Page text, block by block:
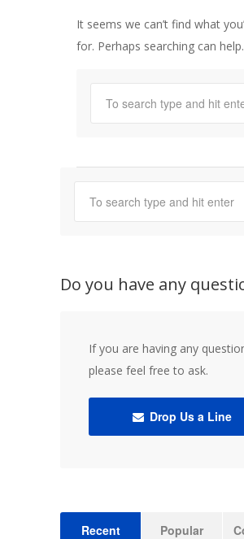
It seems we can’t find what
for. Perhaps searching can help.
Do you have any
If you are having any
please feel free to ask.
Drop Us a Line
Recent Popular